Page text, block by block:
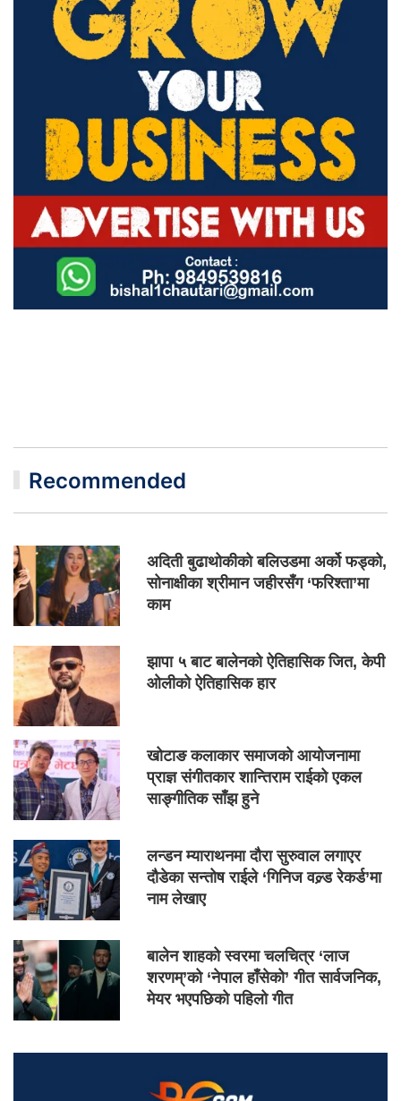
Recommended
अदिती बुढाथोकीको बलिउडमा अर्को फड्को,
सोनाक्षीका श्रीमान जहीरसँग ‘फरिश्ता’मा
काम
झापा ५ बाट बालेनको ऐतिहासिक जित, केपी
ओलीको ऐतिहासिक हार
खोटाङ कलाकार समाजको आयोजनामा
प्राज्ञ संगीतकार शान्तिराम राईको एकल
साङ्गीतिक साँझ हुने
लन्डन म्याराथनमा दौरा सुरुवाल लगाएर
दौडेका सन्तोष राईले ‘गिनिज वल्र्ड रेकर्ड’मा
नाम लेखाए
बालेन शाहको स्वरमा चलचित्र ‘लाज
शरणम्’को ‘नेपाल हाँसेको’ गीत सार्वजनिक,
मेयर भएपछिको पहिलो गीत